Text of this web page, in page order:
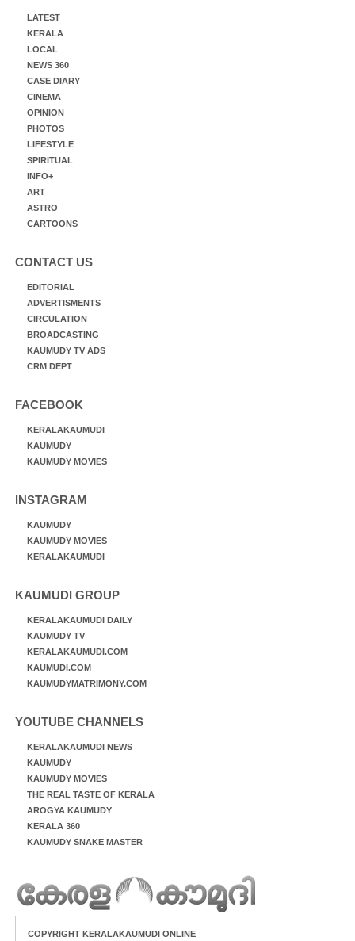
LATEST
KERALA
LOCAL
NEWS 360
CASE DIARY
CINEMA
OPINION
PHOTOS
LIFESTYLE
SPIRITUAL
INFO+
ART
ASTRO
CARTOONS
CONTACT US
EDITORIAL
ADVERTISMENTS
CIRCULATION
BROADCASTING
KAUMUDY TV ADS
CRM DEPT
FACEBOOK
KERALAKAUMUDI
KAUMUDY
KAUMUDY MOVIES
INSTAGRAM
KAUMUDY
KAUMUDY MOVIES
KERALAKAUMUDI
KAUMUDI GROUP
KERALAKAUMUDI DAILY
KAUMUDY TV
KERALAKAUMUDI.COM
KAUMUDI.COM
KAUMUDYMATRIMONY.COM
YOUTUBE CHANNELS
KERALAKAUMUDI NEWS
KAUMUDY
KAUMUDY MOVIES
THE REAL TASTE OF KERALA
AROGYA KAUMUDY
KERALA 360
KAUMUDY SNAKE MASTER
COPYRIGHT KERALAKAUMUDI ONLINE